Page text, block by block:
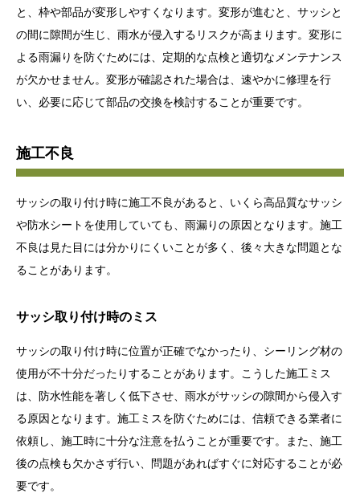
と、枠や部品が変形しやすくなります。変形が進むと、サッシと
の間に隙間が生じ、雨水が侵入するリスクが高まります。変形に
よる雨漏りを防ぐためには、定期的な点検と適切なメンテナンス
が欠かせません。変形が確認された場合は、速やかに修理を行
い、必要に応じて部品の交換を検討することが重要です。
施工不良
サッシの取り付け時に施工不良があると、いくら高品質なサッシ
や防水シートを使用していても、雨漏りの原因となります。施工
不良は見た目には分かりにくいことが多く、後々大きな問題とな
ることがあります。
サッシ取り付け時のミス
サッシの取り付け時に位置が正確でなかったり、シーリング材の
使用が不十分だったりすることがあります。こうした施工ミス
は、防水性能を著しく低下させ、雨水がサッシの隙間から侵入す
る原因となります。施工ミスを防ぐためには、信頼できる業者に
依頼し、施工時に十分な注意を払うことが重要です。また、施工
後の点検も欠かさず行い、問題があればすぐに対応することが必
要です。